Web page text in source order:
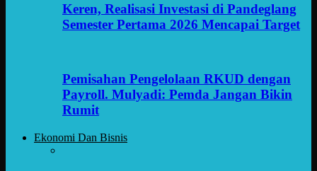
Keren, Realisasi Investasi di Pandeglang
Semester Pertama 2026 Mencapai Target
Pemisahan Pengelolaan RKUD dengan
Payroll. Mulyadi: Pemda Jangan Bikin
Rumit
Ekonomi Dan Bisnis